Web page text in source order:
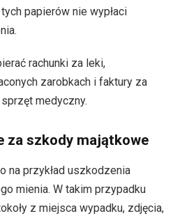
papierów nie wypłaci
rachunki za leki,
zarobkach i faktury za
medyczny.
za szkody majątkowe
na przykład uszkodzenia
mienia. W takim przypadku
z miejsca wypadku, zdjęcia,